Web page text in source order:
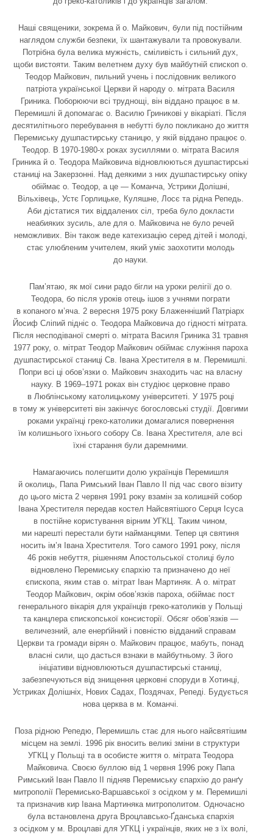
Наші священики, зокрема й о. Майкович, були під постійним
наглядом служби безпеки, їх шантажували та провокували.
Потрібна була велика мужність, сміливість і сильний дух,
щоби вистояти. Таким велетнем духу був майбутній єпископ о.
Теодор Майкович, пильний учень і послідовник великого
патріота української Церкви й народу о. мітрата Василя
Гриника. Поборюючи всі труднощі, він віддано працює в м.
Перемишлі й допомагає о. Василю Гриникові у вікаріаті. Після
десятилітнього перебування в небутті було покликано до життя
Перемиську душпастирську станицю, у якій віддано працює о.
Теодор. В 1970-1980-х роках зусиллями о. мітрата Василя
Гриника й о. Теодора Майковича відновлюються душпастирські
станиці на Закерзонні. Над деякими з них душпастирську опіку
обіймає о. Теодор, а це — Команча, Устрики Долішні,
Вільхівець, Устє Горлицьке, Куляшне, Лосє та рідна Репедь.
Аби дістатися тих віддалених сіл, треба було докласти
неабияких зусиль, але для о. Майковича не було речей
неможливих. Він також веде катехизацію серед дітей і молоді,
стає улюбленим учителем, який уміє заохотити молодь
до науки.
Пам’ятаю, як мої сини радо бігли на уроки релігії до о.
Теодора, бо після уроків отець ішов з учнями пограти
в копаного м’яча. 2 вересня 1975 року Блаженніший Патріарх
Йосиф Сліпий підніс о. Теодора Майковича до гідності мітрата.
Після несподіваної смерті о. мітрата Василя Гриника 31 травня
1977 року, о. мітрат Теодор Майкович обіймає служіння пароха
душпастирської станиці Св. Івана Хрестителя в м. Перемишлі.
Попри всі ці обов’язки о. Майкович знаходить час на власну
науку. В 1969–1971 роках він студіює церковне право
в Люблінському католицькому університеті. У 1975 році
в тому ж університеті він закінчує богословські студії. Довгими
роками українці греко-католики домагалися повернення
їм колишнього їхнього собору Св. Івана Хрестителя, але всі
їхні старання були даремними.
Намагаючись полегшити долю українців Перемишля
й околиць, Папа Римський Іван Павло ІІ під час свого візиту
до цього міста 2 червня 1991 року взамін за колишній собор
Івана Хрестителя передав костел Найсвятішого Серця Ісуса
в постійне користування вірним УГКЦ. Таким чином,
ми нарешті перестали бути найманцями. Тепер ця святиня
носить ім’я Івана Хрестителя. Того самого 1991 року, після
46 років небуття, рішенням Апостольської столиці було
відновлено Перемиську єпархію та призначено до неї
єпископа, яким став о. мітрат Іван Мартиняк. А о. мітрат
Теодор Майкович, окрім обов’язків пароха, обіймає пост
генерального вікарія для українців греко-католиків у Польщі
та канцлера єпископської консисторії. Обсяг обов’язків —
величезний, але енерґійний і повністю відданий справам
Церкви та громади вірян о. Майкович працює, мабуть, понад
власні сили, що дасться взнаки в майбутньому. З його
ініціативи відновлюються душпастирські станиці,
забезпечуються від знищення церковні споруди в Хотинці,
Устриках Долішніх, Нових Садах, Поздячах, Репеді. Будується
нова церква в м. Команчі.
Поза рідною Репедю, Перемишль стає для нього найсвятішим
місцем на землі. 1996 рік вносить великі зміни в структури
УГКЦ у Польщі та в особисте життя о. мітрата Теодора
Майковича. Своєю буллою від 1 червня 1996 року Папа
Римський Іван Павло ІІ підняв Перемиську єпархію до ранґу
митрополії Перемисько-Варшавської з осідком у м. Перемишлі
та призначив кир Івана Мартиняка митрополитом. Одночасно
була встановлена друга Вроцлавсько-Ґданська єпархія
з осідком у м. Вроцлаві для УГКЦ і українців, яких не з їх волі,